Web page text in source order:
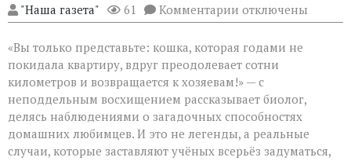
"Наша газета" 61 Комментарии к
записи
компас
кошек:
питомцы
находят
дорогу
домой
отключены
«Вы только представьте: кошка, которая годами не
покидала квартиру, вдруг преодолевает сотни
километров и возвращается к хозяевам!» — с
неподдельным восхищением рассказывает биолог,
делясь наблюдениями о загадочных способностях
домашних любимцев. И это не легенды, а реальные
случаи, которые заставляют учёных всерьёз задуматься,